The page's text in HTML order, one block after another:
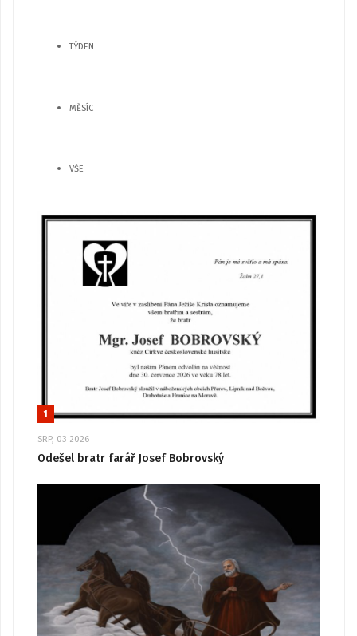
TÝDEN
MĚSÍC
VŠE
1
SRP, 03 2026
Odešel bratr farář Josef Bobrovský